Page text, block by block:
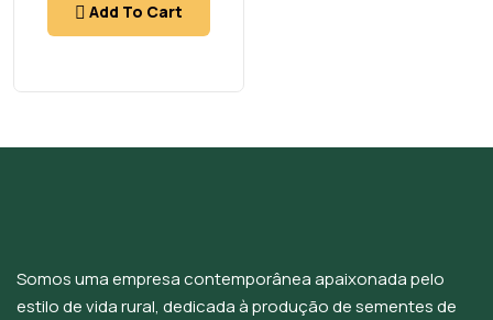
Add To Cart
Somos uma empresa contemporânea apaixonada pelo
estilo de vida rural, dedicada à produção de sementes de